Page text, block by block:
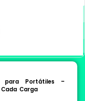
para Portátiles –
Carga